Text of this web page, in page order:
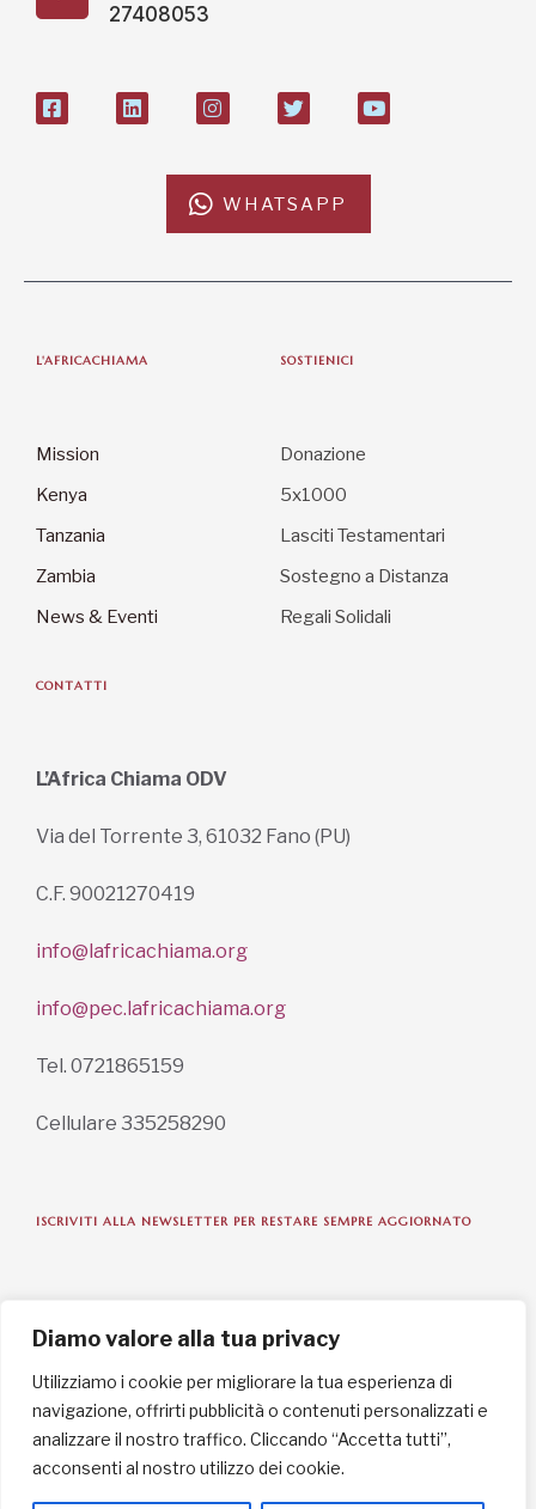
Diamo valore alla tua privacy
Utilizziamo i cookie per migliorare la tua esperienza di
navigazione, offrirti pubblicità o contenuti personalizzati e
analizzare il nostro traffico. Cliccando “Accetta tutti”,
acconsenti al nostro utilizzo dei cookie.
27408053
WHATSAPP
L'AFRICACHIAMA
Mission
Kenya
Tanzania
Zambia
News & Eventi
SOSTIENICI
Donazione
5x1000
Lasciti Testamentari
Sostegno a Distanza
Regali Solidali
CONTATTI
L’Africa Chiama ODV
Via del Torrente 3, 61032 Fano (PU)
C.F. 90021270419
info@lafricachiama.org
info@pec.lafricachiama.org
Tel. 0721865159
Cellulare 335258290
ISCRIVITI ALLA NEWSLETTER PER RESTARE SEMPRE AGGIORNATO
ISCRIVITI ORA
INFORMAZIONI SULLA PRIVACY
English / USD